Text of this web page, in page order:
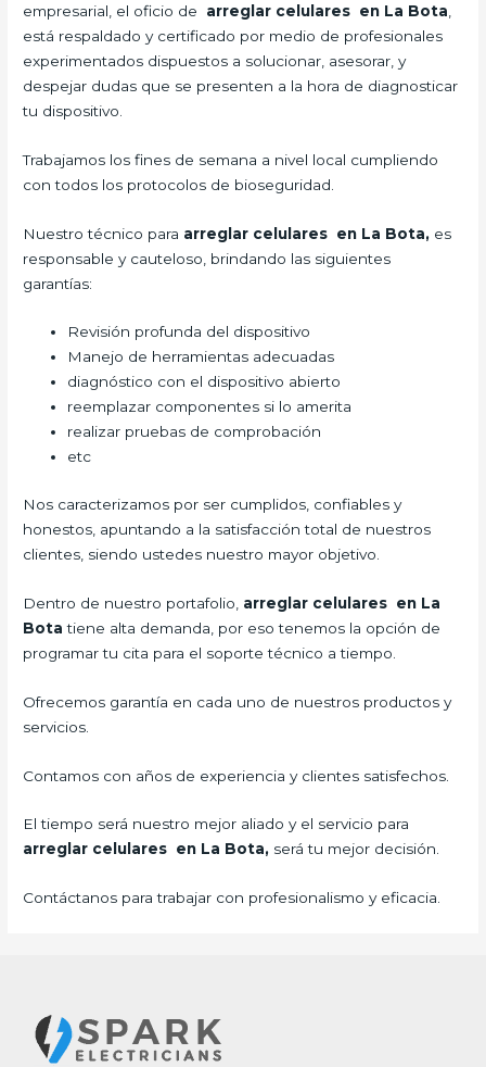
empresarial, el oficio de arreglar celulares en La Bota
está respaldado y certificado por medio de profesionales
experimentados dispuestos a solucionar, asesorar, y
despejar dudas que se presenten a la hora de diagnosticar
tu dispositivo.
Trabajamos los fines de semana a nivel local cumpliendo
con todos los protocolos de bioseguridad.
Nuestro técnico para arreglar celulares en La Bota, es
responsable y cauteloso, brindando las siguientes
garantías:
Revisión profunda del dispositivo
Manejo de herramientas adecuadas
diagnóstico con el dispositivo abierto
reemplazar componentes si lo amerita
realizar pruebas de comprobación
etc
Nos caracterizamos por ser cumplidos, confiables y
honestos, apuntando a la satisfacción total de nuestros
clientes, siendo ustedes nuestro mayor objetivo.
Dentro de nuestro portafolio, arreglar celulares en La
Bota tiene alta demanda, por eso tenemos la opción de
programar tu cita para el soporte técnico a tiempo.
Ofrecemos garantía en cada uno de nuestros productos y
servicios.
Contamos con años de experiencia y clientes satisfechos.
El tiempo será nuestro mejor aliado y el servicio para
arreglar celulares en La Bota, será tu mejor decisión.
Contáctanos para trabajar con profesionalismo y eficacia.